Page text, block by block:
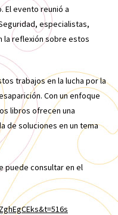
El evento reunió a
especialistas,
la reflexión sobre estos
trabajos en la lucha por la
Con un enfoque
libros ofrecen una
de soluciones en un tema
puede consultar en el